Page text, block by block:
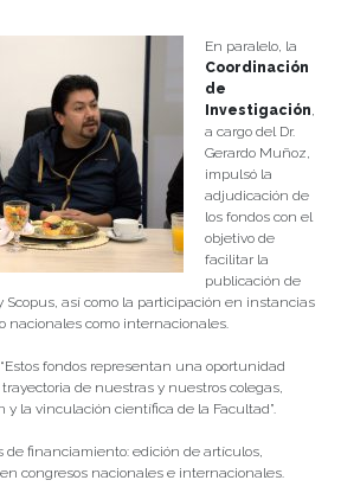
En paralelo, la
Coordinación
de
Investigación
a cargo del Dr.
Gerardo Muñoz,
impulsó la
adjudicación de
los fondos con el
objetivo de
facilitar la
publicación de
Scopus, así como la participación en instancias
nacionales como internacionales.
fondos representan una oportunidad
de nuestras y nuestros colegas,
y la vinculación científica de la Facultad”.
de financiamiento: edición de artículos,
congresos nacionales e internacionales.